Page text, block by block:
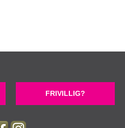
FRIVILLIG?